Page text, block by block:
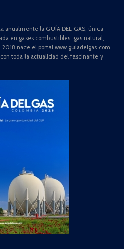
anualmente la GUÍA DEL GAS, única
en gases combustibles: gas natural,
2018 nace el portal www.guiadelgas.com
toda la actualidad del fascinante y